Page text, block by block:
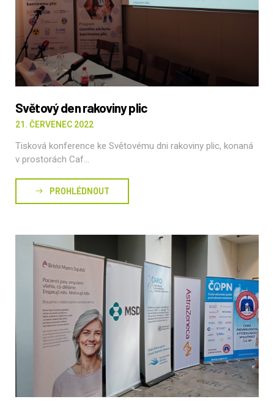
Světový den rakoviny plic
21. ČERVENEC 2022
Tisková konference ke Světovému dni rakoviny plic, konaná
v prostorách Caf...
PROHLÉDNOUT